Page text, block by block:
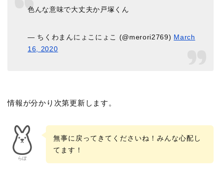
色んな意味で大丈夫か戸塚くん
— ちくわまんにょこにょこ (@merori2769) March
16, 2020
情報が分かり次第更新します。
らぼ
無事に戻ってきてくださいね！みんな心配し
てます！